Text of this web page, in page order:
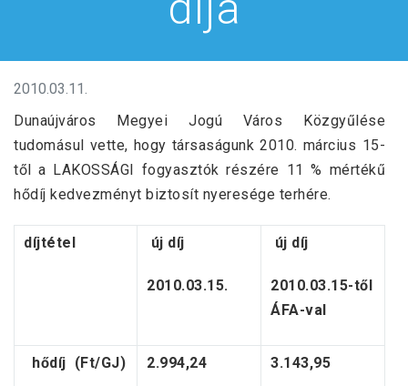
2010.03.11.
Dunaújváros Megyei Jogú Város Közgyűlése
tudomásul vette, hogy társaságunk 2010. március 15-
től a LAKOSSÁGI fogyasztók részére 11 % mértékű
hődíj kedvezményt biztosít nyeresége terhére.
díjtétel új díj
2010.03.15.
új díj
2010.03.15-től
ÁFA-val
hődíj (Ft/GJ) 2.994,24 3.143,95